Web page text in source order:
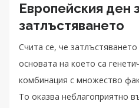
Европейския ден
затлъстяването
Счита се, че
основата на което са
комбинация с множество
То оказва неблагоприятно